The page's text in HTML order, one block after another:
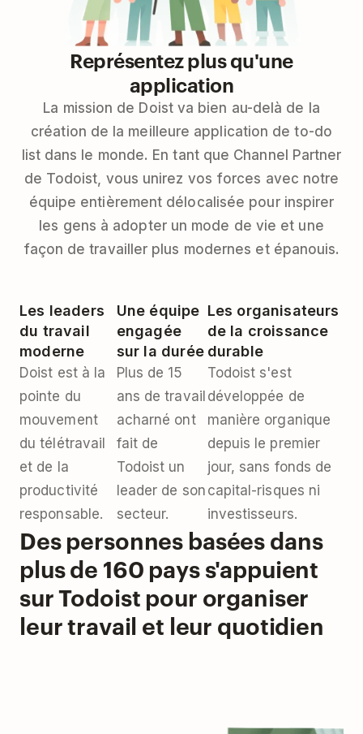
Représentez plus qu'une
application
La mission de Doist va bien au-delà de la
création de la meilleure application de to-do
list dans le monde. En tant que Channel Partner
de Todoist, vous unirez vos forces avec notre
équipe entièrement délocalisée pour inspirer
les gens à adopter un mode de vie et une
façon de travailler plus modernes et épanouis.
Les leaders
du travail
moderne
Doist est à la
pointe du
mouvement
du télétravail
et de la
productivité
responsable.
Une équipe
engagée
sur la durée
Plus de 15
ans de travail
acharné ont
fait de
Todoist un
leader de son
secteur.
Les organisateurs
de la croissance
durable
Todoist s'est
développée de
manière organique
depuis le premier
jour, sans fonds de
capital-risques ni
investisseurs.
Des personnes basées dans
plus de 160 pays s'appuient
sur Todoist pour organiser
leur travail et leur quotidien